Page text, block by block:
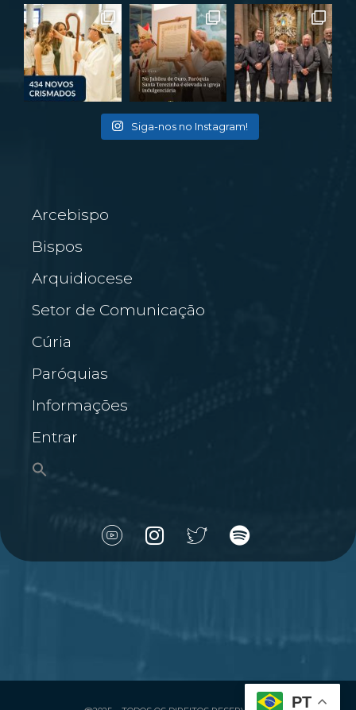
Siga-nos no Instagram!
Arcebispo
Bispos
Arquidiocese
Setor de Comunicação
Cúria
Paróquias
Informações
Entrar
PT